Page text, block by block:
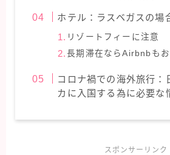
ホテル：ラスベガスの場
リゾートフィーに注意
長期滞在ならAirbnbも
コロナ禍での海外旅行：
カに入国する為に必要な
スポンサーリンク